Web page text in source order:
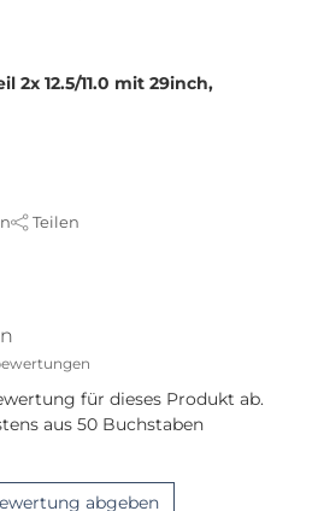
2x 12.5/11.0 mit 29inch,
Teilen
für dieses Produkt ab.
aus 50 Buchstaben
abgeben